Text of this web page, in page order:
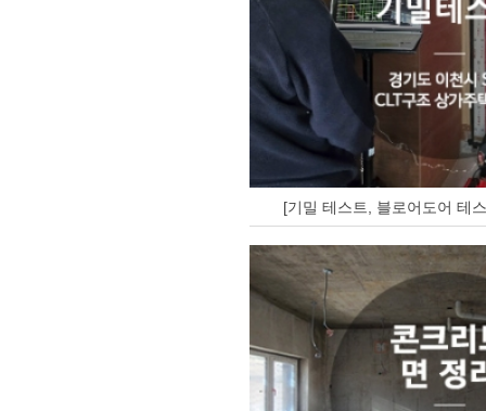
[기밀 테스트, 블로어도어 테